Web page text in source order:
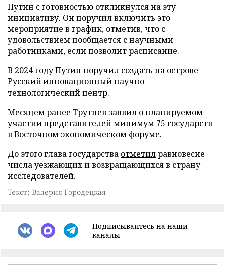
Путин с готовностью откликнулся на эту
инициативу. Он поручил включить это
мероприятие в график, отметив, что с
удовольствием пообщается с научными
работниками, если позволит расписание.
В 2024 году Путин поручил создать на острове
Русский инновационный научно-
технологический центр.
Месяцем ранее Трутнев заявил о планируемом
участии представителей минимум 75 государств
в Восточном экономическом форуме.
До этого глава государства отметилравновесие
числа уезжающих и возвращающихся в страну
исследователей.
Текст: Валерия Городецкая
Подписывайтесь на наши
каналы